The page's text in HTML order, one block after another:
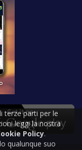
terze parti per le
leggi la nostra
Policy.
qualunque suo